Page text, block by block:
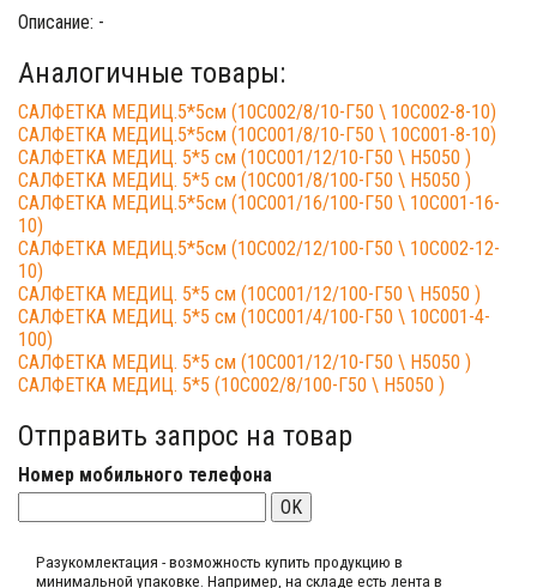
Описание: -
Аналогичные товары:
САЛФЕТКА МЕДИЦ.5*5см (10С002/8/10-Г50 \ 10С002-8-10)
САЛФЕТКА МЕДИЦ.5*5см (10С001/8/10-Г50 \ 10С001-8-10)
САЛФЕТКА МЕДИЦ. 5*5 см (10С001/12/10-Г50 \ Н5050 )
САЛФЕТКА МЕДИЦ. 5*5 см (10С001/8/100-Г50 \ Н5050 )
САЛФЕТКА МЕДИЦ.5*5см (10С001/16/100-Г50 \ 10С001-16-
10)
САЛФЕТКА МЕДИЦ.5*5см (10С002/12/100-Г50 \ 10С002-12-
10)
САЛФЕТКА МЕДИЦ. 5*5 см (10С001/12/100-Г50 \ Н5050 )
САЛФЕТКА МЕДИЦ. 5*5 см (10С001/4/100-Г50 \ 10С001-4-
100)
САЛФЕТКА МЕДИЦ. 5*5 см (10С001/12/10-Г50 \ Н5050 )
САЛФЕТКА МЕДИЦ. 5*5 (10С002/8/100-Г50 \ Н5050 )
Отправить запрос на товар
Номер мобильного телефона
OK
Разукомлектация - возможность купить продукцию в
минимальной упаковке. Например, на складе​ есть лента в